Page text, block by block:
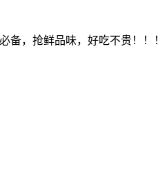
，抢鲜品味，好吃不贵！！！